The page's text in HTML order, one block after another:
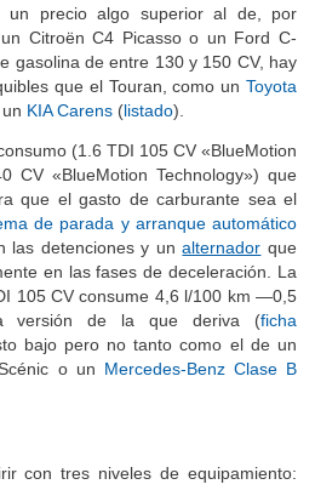
un precio algo superior al de, por
Citroën C4 Picasso o un Ford C-
gasolina de entre 130 y 150 CV, hay
que el Touran, como un Toyota
KIA Carens (listado).
(1.6 TDI 105 CV «BlueMotion
CV «BlueMotion Technology») que
que el gasto de carburante sea el
de parada y arranque automático
las detenciones y unalternador que
en las fases de deceleración. La
105 CV consume 4,6 l/100 km —0,5
versión de la que deriva (ficha
bajo pero no tanto como el de un
o un Mercedes-Benz Clase B
con tres niveles de equipamiento: